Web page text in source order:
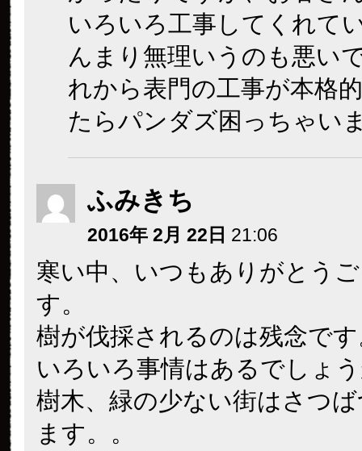
いろいろ工事してくれて
んまり無理いうのも悪い
れから表門の工事が本格
たらパンダズ困っちゃい
ふみきち
2016年 2月 22日 21:06
寒い中、いつもありがとう
す。
樹が伐採されるのは残念で
いろいろ事情はあるでしょ
樹木、緑の少ない街はさつ
ます。。